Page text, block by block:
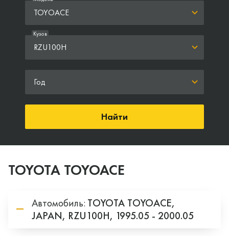
TOYOACE
RZU100H
Кузов
Год
Найти
TOYOTA TOYOACE
Автомобиль: TOYOTA TOYOACE,
JAPAN, RZU100H, 1995.05 - 2000.05